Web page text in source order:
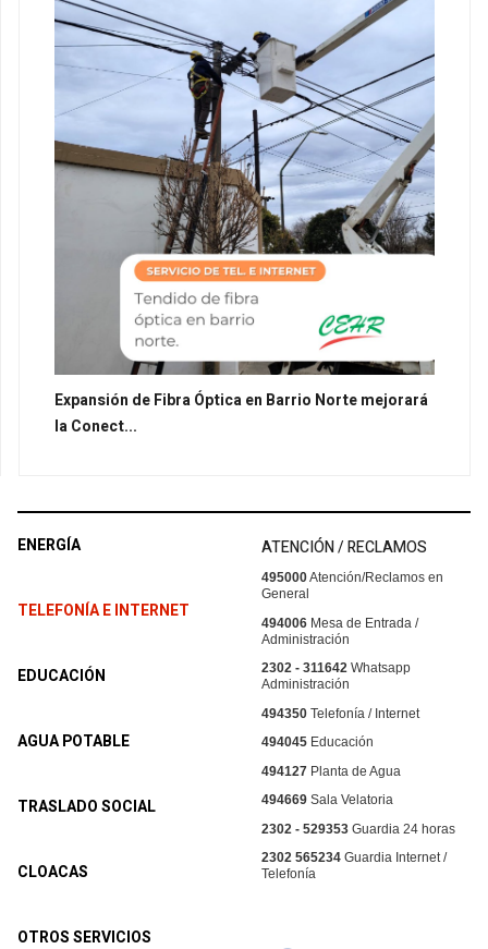
Expansión de Fibra Óptica en Barrio Norte mejorará
la Conect...
ENERGÍA
TELEFONÍA E INTERNET
EDUCACIÓN
AGUA POTABLE
TRASLADO SOCIAL
CLOACAS
OTROS SERVICIOS
ATENCIÓN / RECLAMOS
495000Atención/Reclamos en
General
494006 Mesa de Entrada /
Administración
2302 - 311642 Whatsapp
Administración
494350 Telefonía / Internet
494045 Educación
494127 Planta de Agua
494669 Sala Velatoria
2302 - 529353 Guardia 24 horas
2302 565234 Guardia Internet /
Telefonía